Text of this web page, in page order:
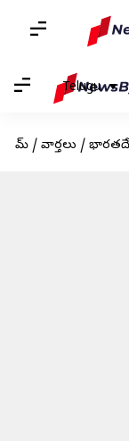
Telugu
హోమ్ / వార్తలు /